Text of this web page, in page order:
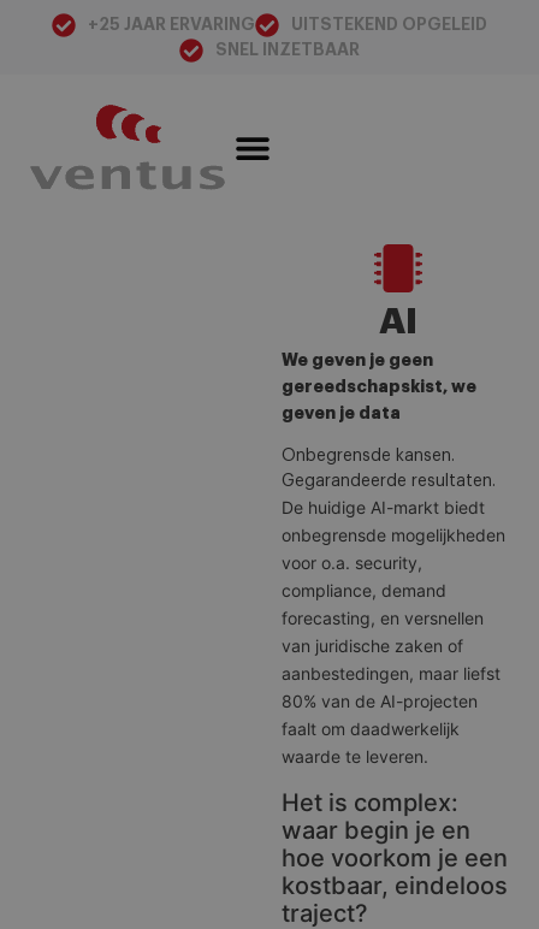
+25 JAAR ERVARING
UITSTEKEND OPGELEID
SNEL INZETBAAR
AI
We geven je geen
gereedschapskist, we
geven je data
Onbegrensde kansen.
Gegarandeerde resultaten.
De huidige AI-markt biedt
onbegrensde mogelijkheden
voor o.a. security,
compliance, demand
forecasting, en versnellen
van juridische zaken of
aanbestedingen, maar liefst
80% van de AI-projecten
faalt om daadwerkelijk
waarde te leveren.
Het is complex:
waar begin je en
hoe voorkom je een
kostbaar, eindeloos
traject?